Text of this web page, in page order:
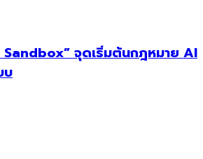
Sandbox” จุดเริ่มต้นกฎหมาย AI
บ